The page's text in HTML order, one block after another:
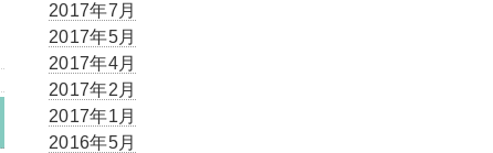
2017年7月
2017年5月
2017年4月
2017年2月
2017年1月
2016年5月